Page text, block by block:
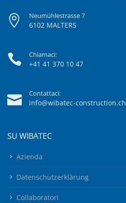
Neumühlestrasse 7
6102 MALTERS
Chiamaci:
+41 41 370 10 47
Contattaci:
info@wibatec-construction.ch
SU WIBATEC
Azienda
Datenschutzerklärung
Collaboratori